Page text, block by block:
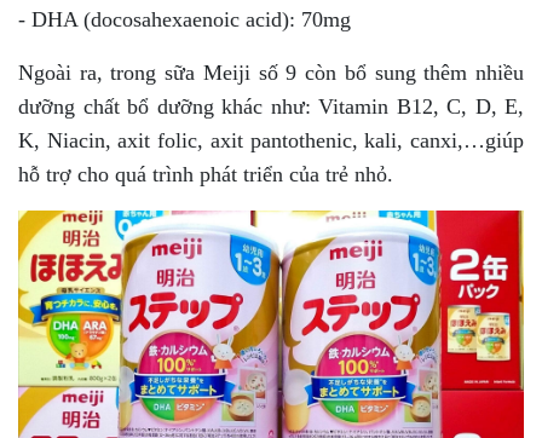
- DHA (docosahexaenoic acid): 70mg
Ngoài ra, trong sữa Meiji số 9 còn bổ sung thêm nhiều
dưỡng chất bổ dưỡng khác như: Vitamin B12, C, D, E,
K, Niacin, axit folic, axit pantothenic, kali, canxi,…giúp
hỗ trợ cho quá trình phát triển của trẻ nhỏ.